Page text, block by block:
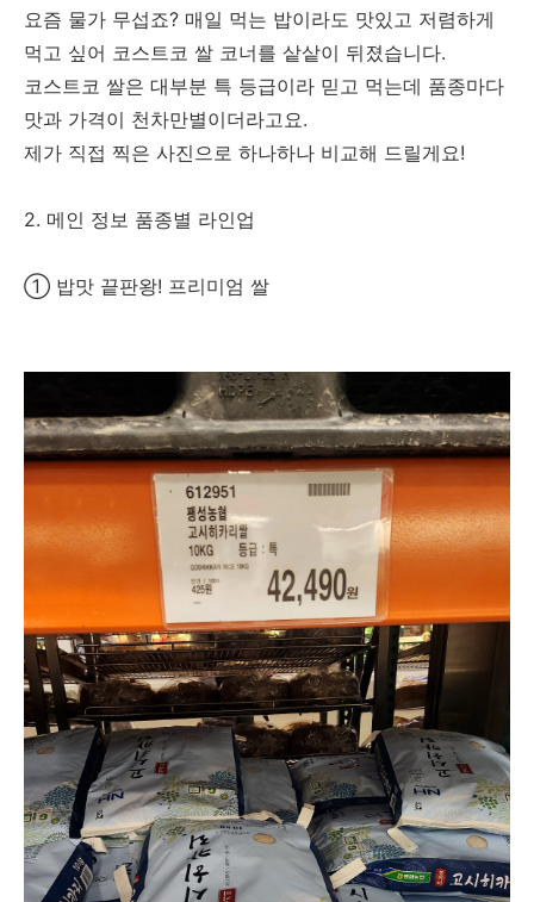
요즘 물가 무섭죠? 매일 먹는 밥이라도 맛있고 저렴하게
먹고 싶어 코스트코 쌀 코너를 샅샅이 뒤졌습니다.
코스트코 쌀은 대부분 특 등급이라 믿고 먹는데 품종마다
맛과 가격이 천차만별이더라고요.
제가 직접 찍은 사진으로 하나하나 비교해 드릴게요!
2. 메인 정보 품종별 라인업
① 밥맛 끝판왕! 프리미엄 쌀